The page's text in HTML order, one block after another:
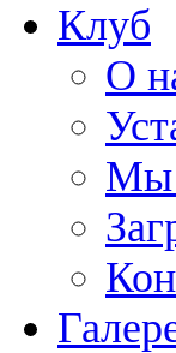
Клуб
О
Мы